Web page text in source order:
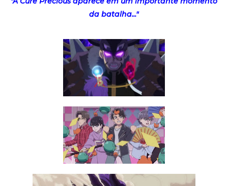
da batalha..."